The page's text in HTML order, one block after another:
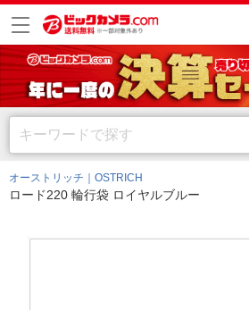
オーストリッチ｜OSTRICH
ロード220 輪行袋 ロイヤルブルー